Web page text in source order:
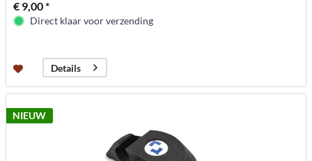
€ 9,00 *
Direct klaar voor verzending
Details
NIEUW